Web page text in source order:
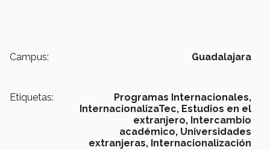
Campus: Guadalajara
Etiquetas:
Programas Internacionales,
InternacionalizaTec, Estudios en el
extranjero, Intercambio
académico, Universidades
extranjeras, Internacionalización